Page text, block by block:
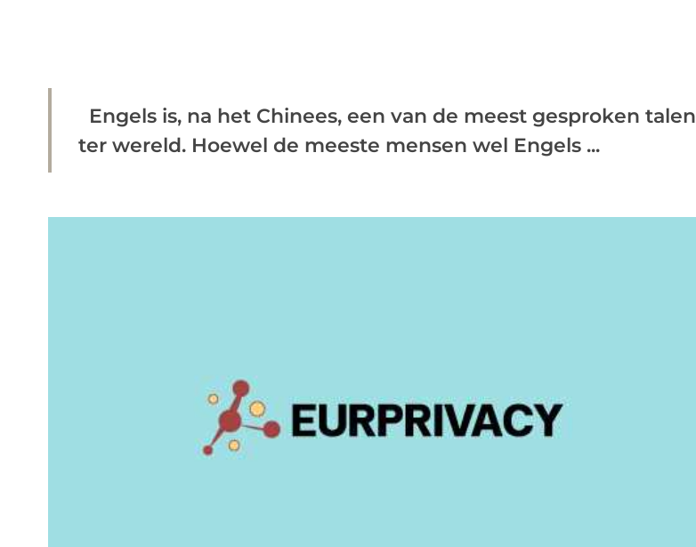
Engels is, na het Chinees, een van de meest gesproken talen
ter wereld. Hoewel de meeste mensen wel Engels ...